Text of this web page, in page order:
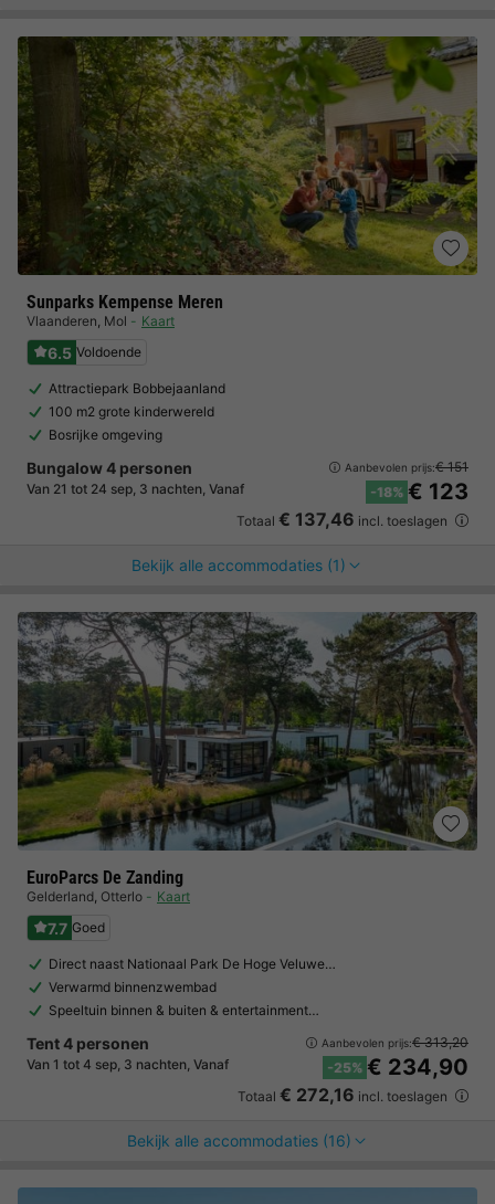
Sunparks Kempense Meren
Vlaanderen, Mol Kaart
6.5 Voldoende
Attractiepark Bobbejaanland
100 m2 grote kinderwereld
Bosrijke omgeving
Bungalow 4 personen
Van 21 tot 24 sep, 3 nachten, Vanaf
Aanbevolen prijs:€ 151
-18% € 123
Totaal € 137,46 incl. toeslagen
Bekijk alle accommodaties (1)
EuroParcs De Zanding
Gelderland, Otterlo Kaart
7.7 Goed
Direct naast Nationaal Park De Hoge Veluwe…
Verwarmd binnenzwembad
Speeltuin binnen & buiten & entertainment…
Tent 4 personen
Van 1 tot 4 sep, 3 nachten, Vanaf
Aanbevolen prijs:€ 313,20
-25% € 234,90
Totaal € 272,16 incl. toeslagen
Bekijk alle accommodaties (16)